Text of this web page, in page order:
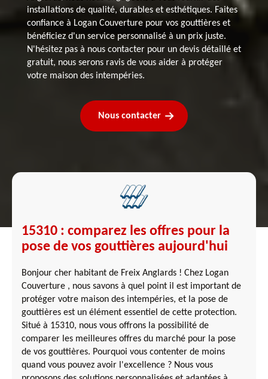
installations de qualité, durables et esthétiques. Faites
confiance à Logan Couverture pour vos gouttières et
bénéficiez d'un service personnalisé à un prix juste.
N'hésitez pas à nous contacter pour un devis détaillé et
gratuit, nous serons ravis de vous aider à protéger
votre maison des intempéries.
Nous contacter
15310 : comparez les offres pour la
pose de vos gouttières aujourd'hui
Bonjour cher habitant de Freix Anglards ! Chez Logan
Couverture , nous savons à quel point il est important de
protéger votre maison des intempéries, et la pose de
gouttières est un élément essentiel de cette protection.
Situé à 15310, nous vous offrons la possibilité de
comparer les meilleures offres du marché pour la pose
de vos gouttières. Pourquoi vous contenter de moins
quand vous pouvez avoir l'excellence ? Nous vous